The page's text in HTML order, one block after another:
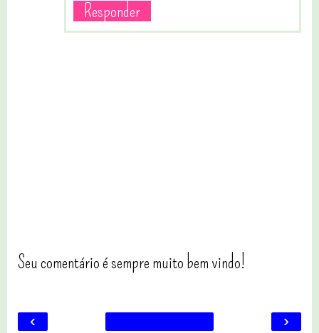
Responder
Seu comentário é sempre muito bem vindo!
‹ ›